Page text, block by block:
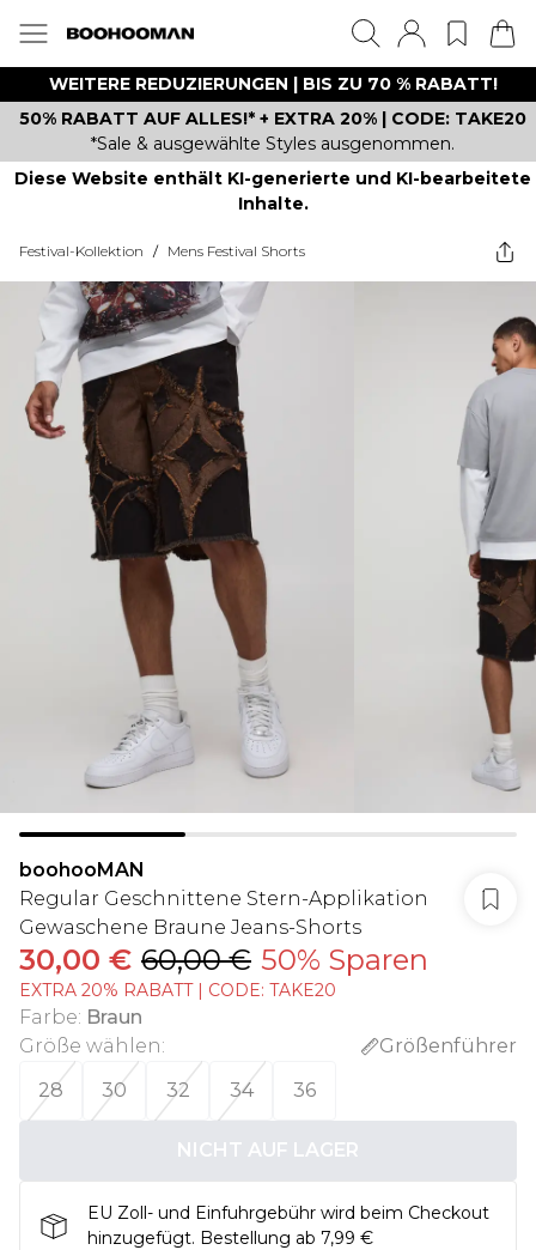
WEITERE REDUZIERUNGEN | BIS ZU 70 % RABATT!
50% RABATT AUF ALLES!* + EXTRA 20% | CODE: TAKE20
*Sale & ausgewählte Styles ausgenommen.
Diese Website enthält KI-generierte und KI-bearbeitete
Inhalte.
Festival-Kollektion / Mens Festival Shorts
boohooMAN
Regular Geschnittene Stern-Applikation
Gewaschene Braune Jeans-Shorts
30,00 € 60,00 € 50% Sparen
EXTRA 20% RABATT | CODE: TAKE20
Farbe: Braun
Größe wählen:
Größenführer
28
30 32 34 36
NICHT AUF LAGER
EU Zoll- und Einfuhrgebühr wird beim Checkout
hinzugefügt. Bestellung ab 7,99 €